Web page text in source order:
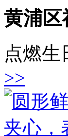
黄浦区
点燃生
>>